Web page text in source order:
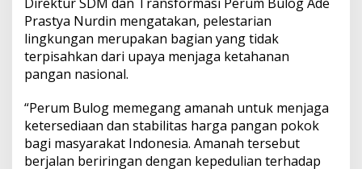
b
i
t
M
r
o
v
e
Prastya Nurdin mengatakan, pelestarian
lingkungan merupakan bagian yang tidak
terpisahkan dari upaya menjaga ketahanan
pangan nasional.
“Perum Bulog memegang amanah untuk menjaga
ketersediaan dan stabilitas harga pangan pokok
bagi masyarakat Indonesia. Amanah tersebut
berjalan beriringan dengan kepedulian terhadap